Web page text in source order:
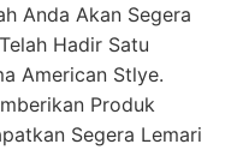
Anda Akan Segera
Hadir Satu
American Stlye.
Produk
Segera Lemari